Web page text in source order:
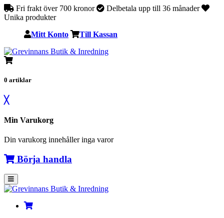
Fri frakt över 700 kronor
Delbetala upp till 36 månader
Unika produkter
Mitt Konto Till Kassan
0 artiklar
╳
Min Varukorg
Din varukorg innehåller inga varor
Börja handla